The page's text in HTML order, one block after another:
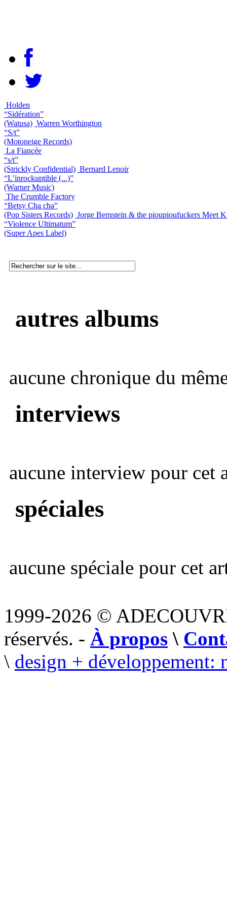
Holden
“Sidération”
(Watusa) Warren Worthington
“S/t”
(Motoneige Records)
La Fiançée
“s/t”
(Strickly Confidential) Bernard Lenoir
“L’inrockuptible (...)”
(Warner Music)
The Crumble Factory
“Betsy Cha cha”
(Pop Sisters Records) Jorge Bernstein & the pioupioufuckers Meet
“Violence Ultimatum”
(Super Apes Label)
autres albums
aucune chronique du
interviews
aucune interview pour cet
spéciales
aucune spéciale pour cet
1999-2026 ©
réservés. - À propos \
\ design + développement: